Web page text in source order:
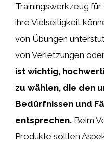
Trainingswerkzeug
ihre Vielseitigkeit
von Übungen
von Verletzungen
ist wichtig,
zu wählen, die den
Bedürfnissen und
entsprechen. Beim
Produkte sollten